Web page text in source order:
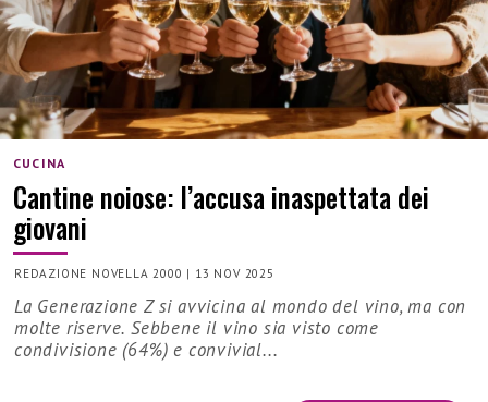
CUCINA
Cantine noiose: l’accusa inaspettata dei
giovani
REDAZIONE NOVELLA 2000 | 13 NOV 2025
La Generazione Z si avvicina al mondo del vino, ma con
molte riserve. Sebbene il vino sia visto come
condivisione (64%) e convivial...